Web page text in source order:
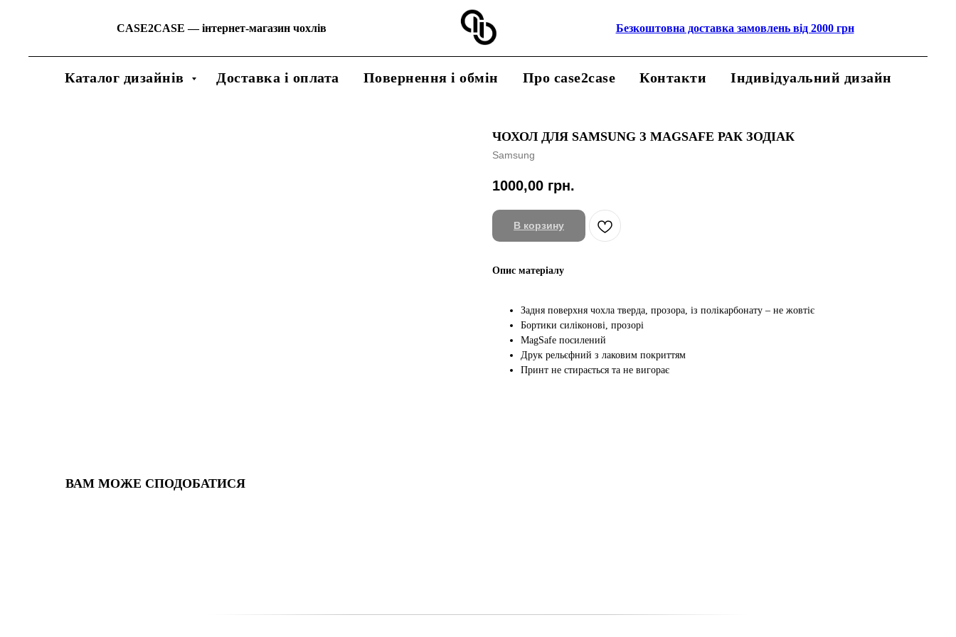
CASE2CASE—інтернет-магазин чохлів Безкоштовна доставка замовлень від 2000 грн
Каталог дизайнів Доставка і оплата Повернення і обмін Про case2case Контакти Індивідуальний дизайн
ЧОХОЛ ДЛЯ SAMSUNG З MAGSAFE РАК ЗОДІАК
Samsung
1000,00 грн.
В корзину
Опис матеріалу
Задня поверхня чохла тверда, прозора, із полікарбонату – не жовтіє
Бортики силіконові, прозорі
MagSafe посилений
Друк рельєфний з лаковим покриттям
Принт не стирається та не вигорає
ВАМ МОЖЕ СПОДОБАТИСЯ